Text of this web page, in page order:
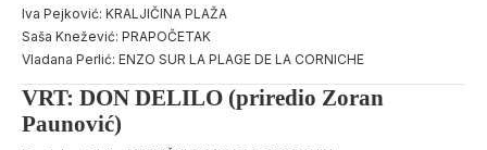
Iva Pejković: KRALJIČINA PLAŽA
Saša Knežević: PRAPOČETAK
Vladana Perlić: ENZO SUR LA PLAGE DE LA CORNICHE
VRT: DON DELILO (priredio Zoran
Paunović)